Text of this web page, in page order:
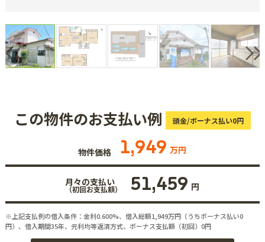
この物件のお支払い例 頭金/ボーナス払い0円
物件価格 1,949 万円
月々の支払い
（初回お支払額） 51,459 円
※上記支払例の借入条件：金利0.600%、借入総額1,949万円（うちボーナス払い0
円）、借入期間35年、元利均等返済方式、ボーナス支払額（初回）0円